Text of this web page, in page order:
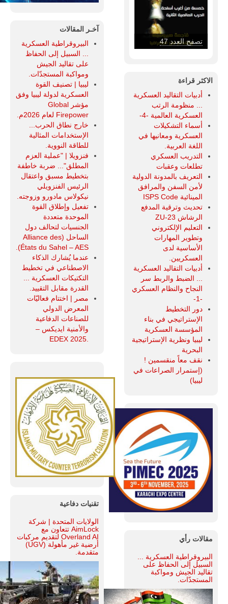
تصفح العدد 46
الاكثر قراءة
أدبيات التقاليد العسكرية
... منظومة الرتب
العسكرية العالمية -4-
أسماء التشكيلات
العسكرية ومعانيها في
اللغة العربية.
التدريب العسكري
تطلعات وعقبات
التعريف بالمدونة الدولية
لأمن السفن والمرافق
المينائية ISPS Code
تحديث وترقية المدفع
الرشاش ZU-23
التعليم الإلكتروني
وتطوير المهارات
الأساسية لدى
العسكريين.
أدبيات التقاليد العسكرية
... الضبط والربط سر
النجاح والنظام العسكري
-1-
دور التخطيط
الإستراتيجي في بناء
المؤسسة العسكرية
ليبيا ونظرية الإستراتيجية
البحرية
نقف معاً منقسمين !
(إستمرار الصراعات في
ليبيا)
مقالات رأي
البيروقراطية العسكرية ...
السبيل إلى الحفاظ على
تقاليد الجيش ومواكبة
المستجدّات.
آخـر المقالات
البيروقراطية العسكرية
... السبيل إلى الحفاظ
على تقاليد الجيش
ومواكبة المستجدّات.
ليبيا | تصنيف القوة
العسكرية لدولة ليبيا وفق
مؤشر Global
Firepower لعام 2026م.
خارج نطاق الحرب...
الإستخدامات المثالية
للطاقة النووية.
فنزويلا | "عملية العزم
المطلق"... ضربة خاطفة
بتخطيط مسبق واعتقال
الرئيس الفنزويلي
نيكولاس مادورو وزوجته.
تفعيل وإطلاق القوة
الموحدة متعددة
الجنسيات لتحالف دول
الساحل (Alliance des
États du Sahel – AES).
عندما يُشارك الذكاء
الاصطناعي في تخطيط
التكتيكات العسكرية ...
القدرة مقابل التقييد.
مصر | اختتام فعاليّات
المعرض الدولي
للصناعات الدفاعية
والأمنية ايديكس ‒
تقنيات دفاعية
الولايات المتحدة | شركة
AimLock تتعاون مع
Overland AI لتقديم مركبات
أرضية غير مأهولة (UGV)
متقدمة.